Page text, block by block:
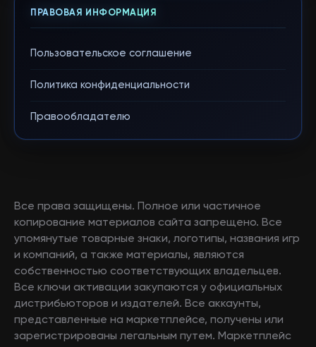
ПРАВОВАЯ ИНФОРМАЦИЯ
Пользовательское соглашение
Политика конфиденциальности
Правообладателю
Все права защищены. Полное или частичное
копирование материалов сайта запрещено. Все
упомянутые товарные знаки, логотипы, названия игр
и компаний, а также материалы, являются
собственностью соответствующих владельцев.
Все ключи активации закупаются у официальных
дистрибьюторов и издателей. Все аккаунты,
представленные на маркетплейсе, получены или
зарегистрированы легальным путем. Маркетплейс